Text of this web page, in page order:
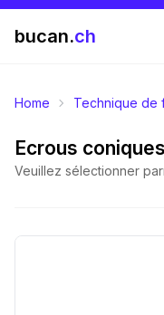
bucan.ch
Home Technique de
Ecrous coniques
Veuillez sélectionner